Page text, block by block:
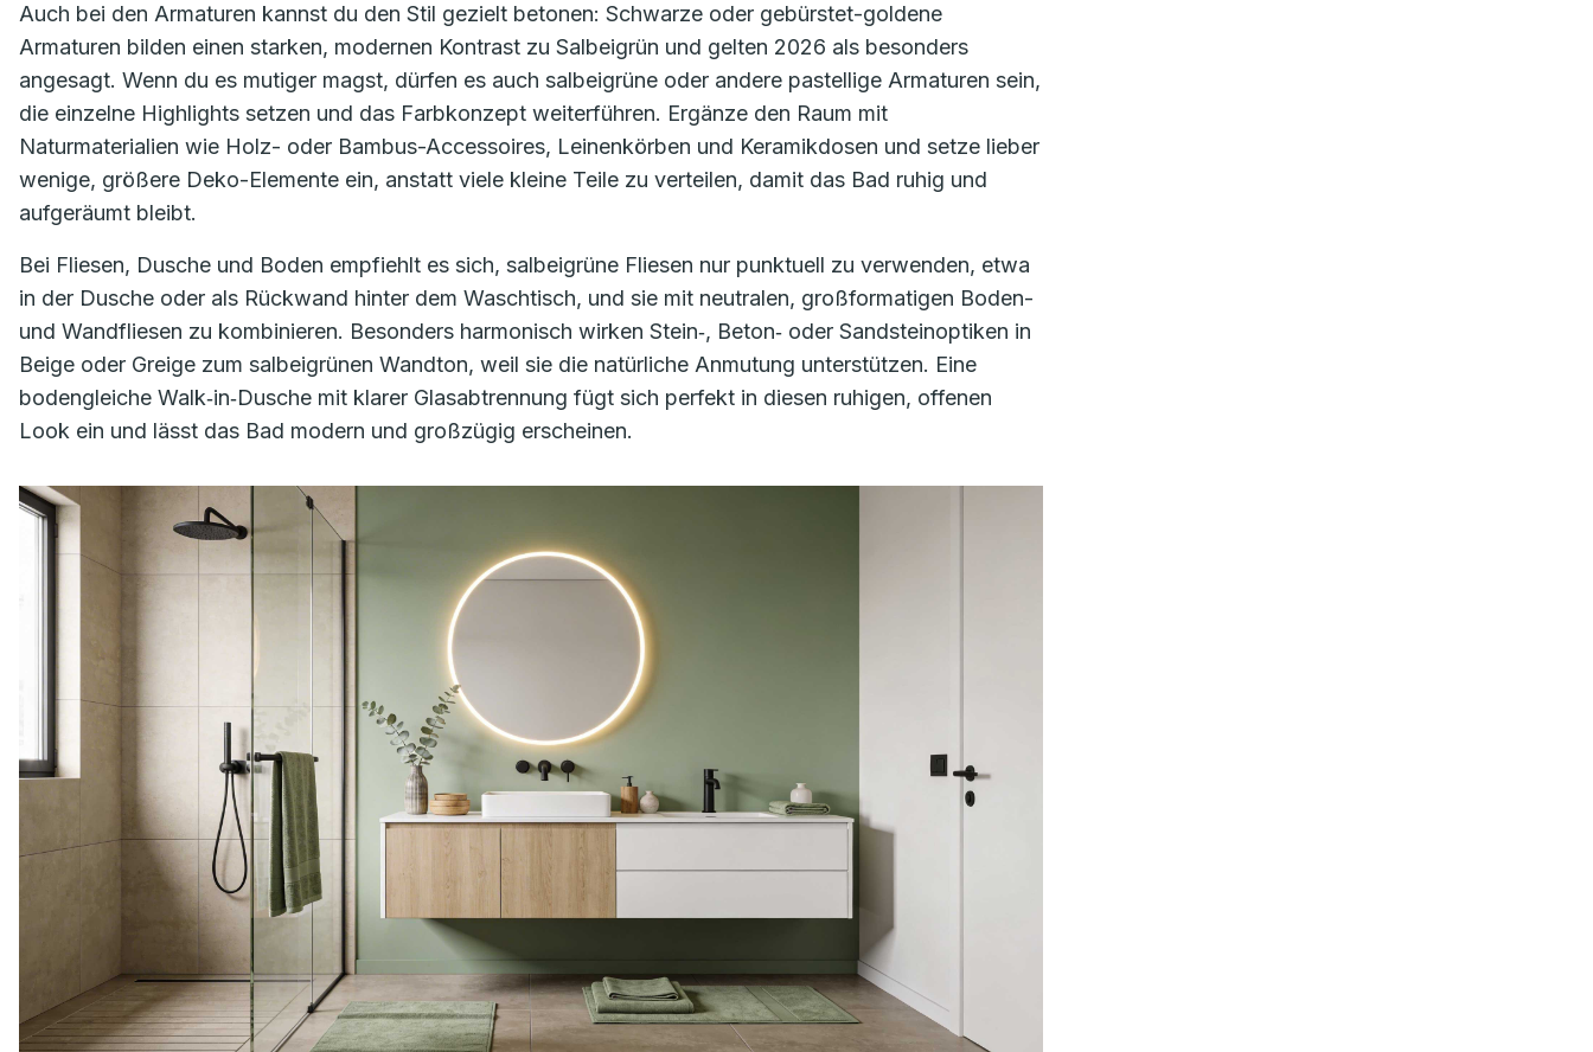
Auch bei den Armaturen kannst du den Stil gezielt betonen: Schwarze oder gebürstet-goldene
Armaturen bilden einen starken, modernen Kontrast zu Salbeigrün und gelten 2026 als besonders
angesagt. Wenn du es mutiger magst, dürfen es auch salbeigrüne oder andere pastellige Armaturen sein,
die einzelne Highlights setzen und das Farbkonzept weiterführen. Ergänze den Raum mit
Naturmaterialien wie Holz- oder Bambus-Accessoires, Leinenkörben und Keramikdosen und setze lieber
wenige, größere Deko-Elemente ein, anstatt viele kleine Teile zu verteilen, damit das Bad ruhig und
aufgeräumt bleibt.
Bei Fliesen, Dusche und Boden empfiehlt es sich, salbeigrüne Fliesen nur punktuell zu verwenden, etwa
in der Dusche oder als Rückwand hinter dem Waschtisch, und sie mit neutralen, großformatigen Boden-
und Wandfliesen zu kombinieren. Besonders harmonisch wirken Stein‑, Beton‑ oder Sandsteinoptiken in
Beige oder Greige zum salbeigrünen Wandton, weil sie die natürliche Anmutung unterstützen. Eine
bodengleiche Walk‑in‑Dusche mit klarer Glasabtrennung fügt sich perfekt in diesen ruhigen, offenen
Look ein und lässt das Bad modern und großzügig erscheinen.